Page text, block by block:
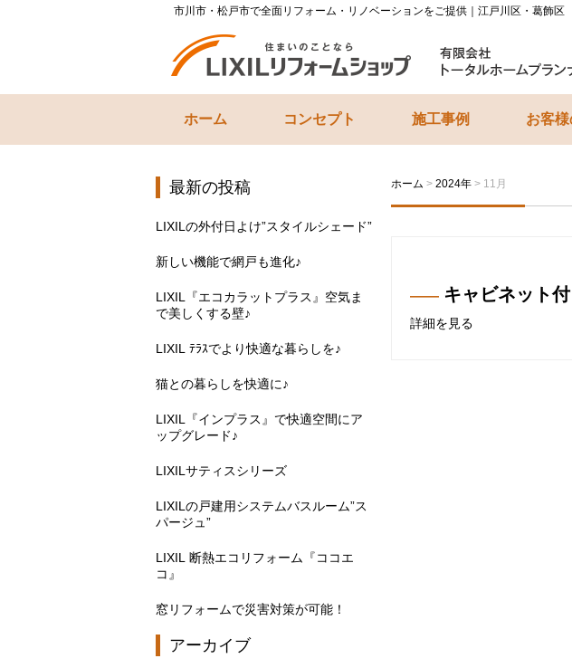
市川市・松戸市で全面リフォーム・リノベーションをご提供｜江戸川区・葛飾区
ホーム コンセプト 施工事例 お客
ホーム > 2024年 > 11月
キャビネット
詳細を見る
最新の投稿
LIXILの外付日よけ”スタイルシェード”
新しい機能で網戸も進化♪
LIXIL『エコカラットプラス』空気ま
で美しくする壁♪
LIXIL ﾃﾗｽでより快適な暮らしを♪
猫との暮らしを快適に♪
LIXIL『インプラス』で快適空間にア
ップグレード♪
LIXILサティスシリーズ
LIXILの戸建用システムバスルーム”ス
パージュ”
LIXIL 断熱エコリフォーム『ココエ
コ』
窓リフォームで災害対策が可能！
アーカイブ